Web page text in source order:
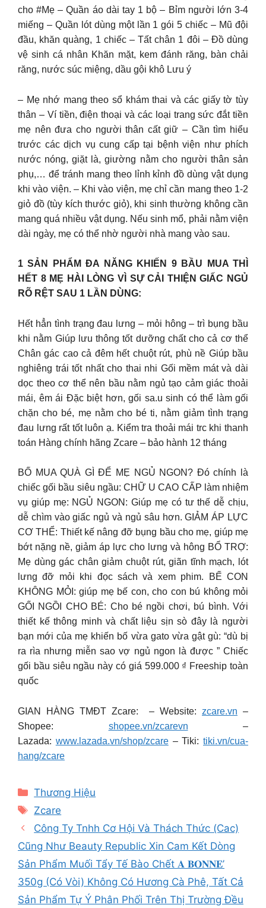
cho #Mẹ – Quần áo dài tay 1 bộ – Bỉm người lớn 3-4
miếng – Quần lót dùng một lần 1 gói 5 chiếc – Mũ đội
đầu, khăn quàng, 1 chiếc – Tất chân 1 đôi – Đồ dùng
vệ sinh cá nhân Khăn mặt, kem đánh răng, bàn chải
răng, nước súc miệng, dầu gội khô Lưu ý
– Mẹ nhớ mang theo sổ khám thai và các giấy tờ tùy
thân – Ví tiền, điện thoại và các loại trang sức đắt tiền
mẹ nên đưa cho người thân cất giữ – Cần tìm hiểu
trước các dịch vụ cung cấp tại bệnh viện như phích
nước nóng, giặt là, giường nằm cho người thân sản
phụ,… để tránh mang theo lỉnh kỉnh đồ dùng vật dụng
khi vào viện. – Khi vào viện, mẹ chỉ cần mang theo 1-2
giỏ đồ (tùy kích thước giỏ), khi sinh thường không cần
mang quá nhiều vật dụng. Nếu sinh mổ, phải nằm viện
dài ngày, mẹ có thể nhờ người nhà mang vào sau.
1 SẢN PHẨM ĐA NĂNG KHIẾN 9 BẦU MUA THÌ
HẾT 8 MẸ HÀI LÒNG VÌ SỰ CẢI THIỆN GIẤC NGỦ
RÕ RỆT SAU 1 LẦN DÙNG:
Hết hẳn tình trạng đau lưng – mỏi hông – trì bụng bầu
khi nằm Giúp lưu thông tốt dưỡng chất cho cả cơ thể
Chân gác cao cả đêm hết chuột rút, phù nề Giúp bầu
nghiêng trái tốt nhất cho thai nhi Gối mềm mát và dài
dọc theo cơ thể nên bầu nằm ngủ tạo cảm giác thoải
mái, êm ái Đặc biệt hơn, gối sa.u sinh có thể làm gối
chặn cho bé, mẹ nằm cho bé ti, nằm giảm tình trạng
đau lưng rất tốt luôn ạ. Kiểm tra thoải mái trc khi thanh
toán Hàng chính hãng Zcare – bảo hành 12 tháng
BỐ MUA QUÀ GÌ ĐỂ MẸ NGỦ NGON? Đó chính là
chiếc gối bầu siêu ngầu: CHỮ U CAO CẤP làm nhiệm
vụ giúp mẹ: NGỦ NGON: Giúp mẹ có tư thế dễ chịu,
dễ chìm vào giấc ngủ và ngủ sâu hơn. GIẢM ÁP LỰC
CƠ THỂ: Thiết kế nâng đỡ bụng bầu cho mẹ, giúp mẹ
bớt nặng nề, giảm áp lực cho lưng và hông BỔ TRỢ:
Mẹ dùng gác chân giảm chuột rút, giãn tĩnh mạch, lót
lưng đỡ mỏi khi đọc sách và xem phim. BẾ CON
KHÔNG MỎI: giúp mẹ bế con, cho con bú không mỏi
GỐI NGỒI CHO BÉ: Cho bé ngồi chơi, bú bình. Với
thiết kế thông minh và chất liệu sịn sò đây là người
bạn mới của mẹ khiến bố vừa gato vừa gật gù: “dù bị
ra rìa nhưng miễn sao vợ ngủ ngon là được ” Chiếc
gối bầu siêu ngầu này có giá 599.000 ₫ Freeship toàn
quốc
GIAN HÀNG TMĐT Zcare: – Website: zcare.vn –
Shopee: shopee.vn/zcarevn –
Lazada: www.lazada.vn/shop/zcare– Tiki: tiki.vn/cua-
hang/zcare
Categories
Thương Hiệu
Tags
Zcare
Công Ty Tnhh Cơ Hội Và Thách Thức (Cac)
Cũng Như Beauty Republic Xin Cam Kết Dòng
Sản Phẩm Muối Tẩy Tế Bào Chết 𝐀 𝐁𝐎𝐍𝐍𝐄’
350g (Có Vòi) Không Có Hương Cà Phê, Tất Cả
Sản Phẩm Tự Ý Phân Phối Trên Thị Trường Đều